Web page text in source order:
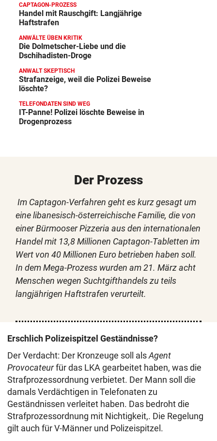
CAPTAGON-PROZESS
Handel mit Rauschgift: Langjährige
Haftstrafen
ANWÄLTE ÜBEN KRITIK
Die Dolmetscher-Liebe und die
Dschihadisten-Droge
ANWALT SKEPTISCH
Strafanzeige, weil die Polizei Beweise
löschte?
TELEFONDATEN SIND WEG
IT-Panne! Polizei löschte Beweise in
Drogenprozess
Der Prozess
Im Captagon-Verfahren geht es kurz gesagt um
eine libanesisch-österreichische Familie, die von
einer Bürmooser Pizzeria aus den internationalen
Handel mit 13,8 Millionen Captagon-Tabletten im
Wert von 40 Millionen Euro betrieben haben soll.
In dem Mega-Prozess wurden am 21. März acht
Menschen wegen Suchtgifthandels zu teils
langjährigen Haftstrafen verurteilt.
Erschlich Polizeispitzel Geständnisse?
Der Verdacht: Der Kronzeuge soll alsAgent
Provocateurfür das LKA gearbeitet haben, was die
Strafprozessordnung verbietet. Der Mann soll die
damals Verdächtigen in Telefonaten zu
Geständnissen verleitet haben. Das bedroht die
Strafprozessordnung mit Nichtigkeit,. Die Regelung
gilt auch für V-Männer und Polizeispitzel.